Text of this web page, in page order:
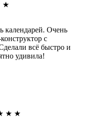
★
календарей. Очень
с
всё быстро и
удивила!
★ ★